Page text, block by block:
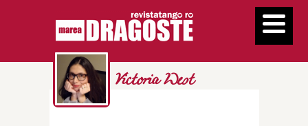
Victoria West